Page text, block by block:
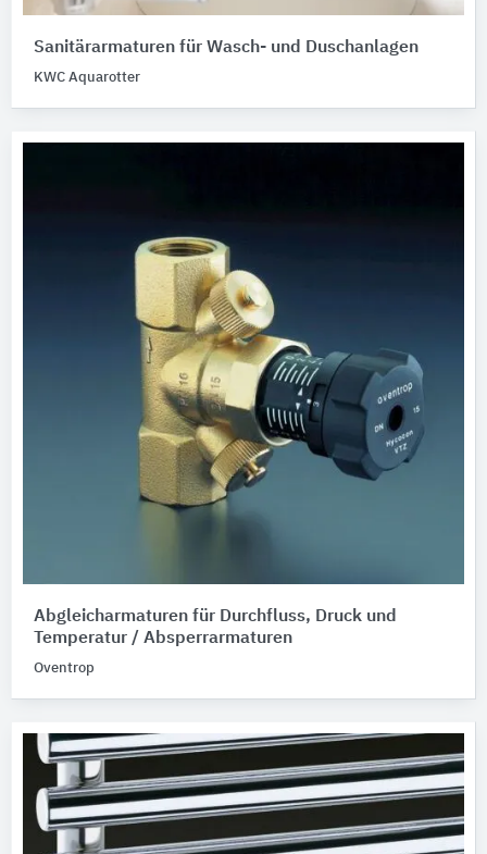
Sanitärarmaturen für Wasch- und Duschanlagen
KWC Aquarotter
Abgleicharmaturen für Durchfluss, Druck und
Temperatur / Absperrarmaturen
Oventrop